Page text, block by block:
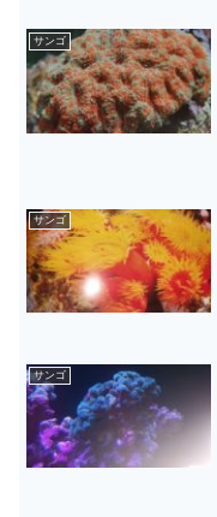
サンゴ
サンゴ
サンゴ